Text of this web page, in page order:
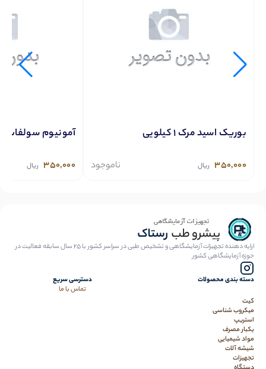
بوریک اسید مرک 1 کیلویی
350,000 ریال ناموجود
آمونیوم سولفات
350,000 ریال
ارایه دهنده تجهیزات آزمایشگاهی و تشخیص طبی در سراسر کشور با 25 سال سابقه فعالیت در
حوزه آزمایشگاهی کشور
دسته بندی محصولات
کیت
میکروب شناسی
استریپ
یکبار مصرف
مواد شیمیایی
شیشه آلات
تجهیزات
دسترسی سریع
تماس با ما